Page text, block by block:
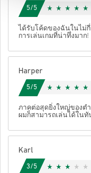
5/5
ได้รับโค้ดของฉันในไม่
การเล่นเกมที่น่าทึ่งมาก!
Harper
5/5
ภาคต่อสุดยิ่งใหญ่ของต
ผมก็สามารถเล่นได้ในทั
Karl
3/5